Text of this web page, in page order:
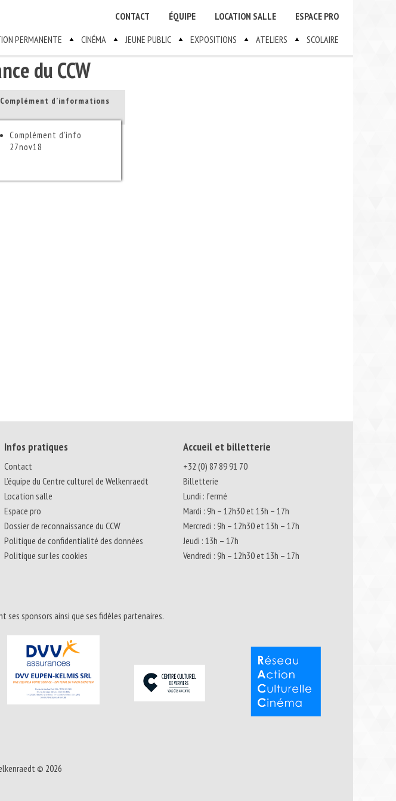
CONTACT ÉQUIPE LOCATION SALLE
ESPACE PRO
PERMANENTE CINÉMA JEUNE PUBLIC EXPOSITIONS ATELIERS SCOLAIRE
du CCW
Complément d’informations
Complément d’info
27nov18
Infos pratiques
Contact
L’équipe du Centre culturel de Welkenraedt
Location salle
Espace pro
Dossier de reconnaissance du CCW
Politique de confidentialité des données
Politique sur les cookies
Accueil et billetterie
+32 (0) 87 89 91 70
Billetterie
Lundi : fermé
Mardi : 9h – 12h30 et 13h – 17h
Mercredi : 9h – 12h30 et 13h – 17h
Jeudi : 13h – 17h
Vendredi : 9h – 12h30 et 13h – 17h
ses sponsors ainsi que ses fidèles partenaires.
© 2026